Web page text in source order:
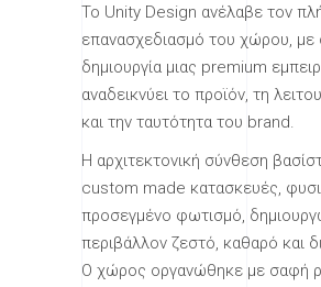
Το Unity Design ανέλαβε τον
επανασχεδιασμό του χώρου, με
δημιουργία μιας premium
αναδεικνύει το προϊόν, τη
και την ταυτότητα του brand.
Η αρχιτεκτονική σύνθεση
custom made κατασκευές,
προσεγμένο φωτισμό,
περιβάλλον ζεστό, καθαρό και
Ο χώρος οργανώθηκε με σαφή